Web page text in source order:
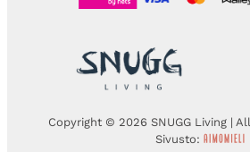
Copyright © 2026 SNUGG Living |
Sivusto: